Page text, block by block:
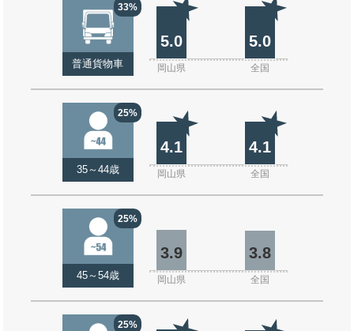
33%
普通貨物車
5.0 5.0
岡山県 全国
25%
35～44歳
4.1 4.1
岡山県 全国
25%
45～54歳
3.9 3.8
岡山県 全国
25%